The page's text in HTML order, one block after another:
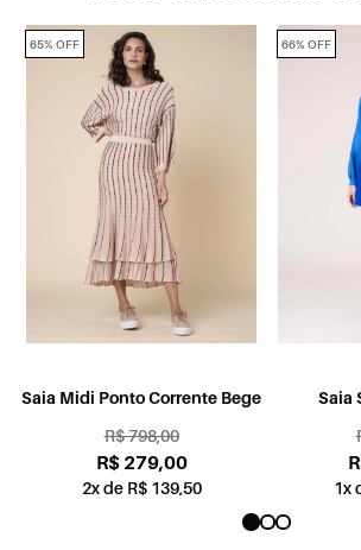
Saia Midi Ponto Corrente Bege
R$ 798,00
R$ 279,00
2x de R$ 139,50
65% OFF
Saia
1x
66% OFF